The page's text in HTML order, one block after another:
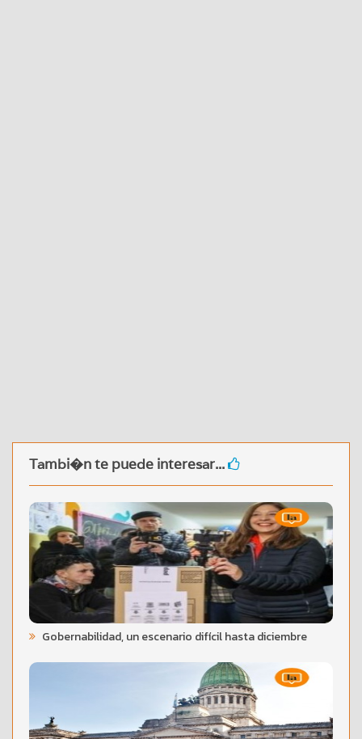
Tambi�n te puede interesar...
Gobernabilidad, un escenario difícil hasta diciembre